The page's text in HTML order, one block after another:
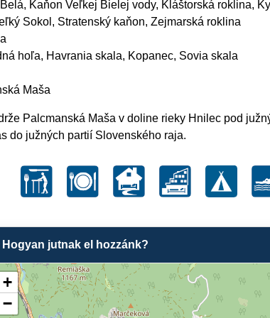
Kaňon Veľkej Bielej vody, Kláštorská roklina,
Sokol, Stratenský kaňon, Zejmarská roklina
hoľa, Havrania skala, Kopanec, Sovia skala
Maša
Palcmanská Maša v doline rieky Hnilec pod
do južných partií Slovenského raja.
Hogyan jutnak el hozzánk?
+
−